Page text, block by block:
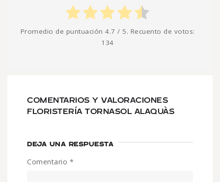
Promedio de puntuación 4.7 / 5. Recuento de votos:
134
COMENTARIOS Y VALORACIONES
FLORISTERÍA TORNASOL ALAQUÀS
DEJA UNA RESPUESTA
Comentario *